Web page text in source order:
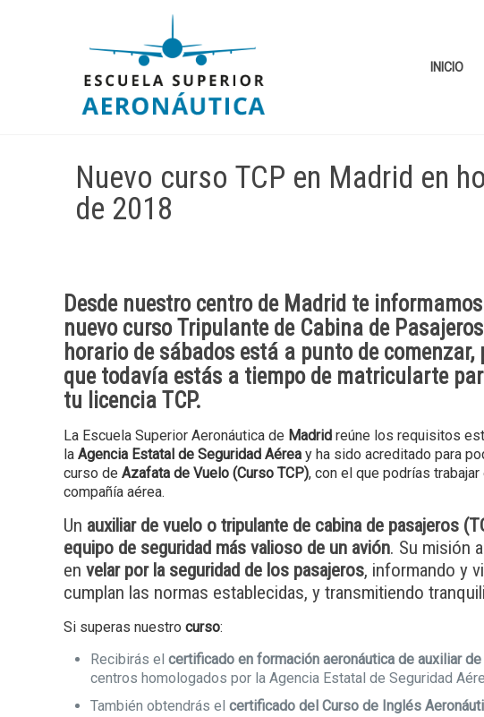
INICIO
Nuevo curso TCP en Madrid en
de 2018
Desde nuestro centro deMadrid te informamos
nuevo curso Tripulante de Cabina de
horario de sábados está a punto de comenzar,
que todavía estás a tiempo de matricularte
tu licencia TCP.
La Escuela Superior Aeronáutica de Madridreúne los requisitos
laAgencia Estatal de Seguridad Aérea y ha sido acreditado para
curso deAzafata de Vuelo (Curso TCP), con el que podrías trabajar
compañía aérea.
Un auxiliar de vuelo o tripulante de cabina de pasajeros
equipo de seguridad más valioso de un avión. Su misión
envelar por la seguridad de los pasajeros, informando y
cumplan las normas establecidas, y transmitiendo
Si superas nuestrocurso:
Recibirás elcertificado en formación aeronáutica de auxiliar
centros homologados por la Agencia Estatal de Seguridad
También obtendrás elcertificado del Curso de Inglés